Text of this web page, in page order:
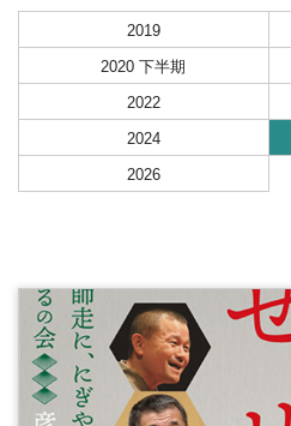
2019
2020 下半期
2022
2024
2026